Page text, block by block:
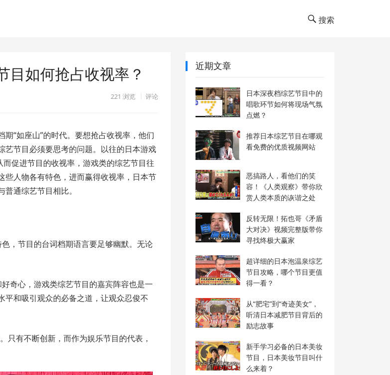
搜索
目如何抢占收视率？
221 浏览 评论
“如座山”的时代。要想抢占收视率，他们
艺节目必须要思考的问题。以往的日本游戏
促进节目的收视率，游戏类的综艺节目往
些人物各有特色，进而赢得收视率，日本节
通综艺节目相比。
，节目的台词档期语言要足够幽默。无论
奇心，游戏类综艺节目的嘉宾阵容也是一
和吸引观众的必备之道，让观众忍俊不
只有不断创新，而作为娱乐节目的代表，
近期文章
日本深夜档综艺节目中的
唱歌环节如何将现场气氛
点燃？
推荐日本综艺节目在哪观
看免费的优质视频网站
恶搞路人，看他们的笑
容！《人类观察》带你欣
赏人类本质的诙谐之处
反转无限！拓也哥《矛盾
大对决》视频完整版带你
寻找终极大赢家
超详细的日本泡温泉综艺
节目攻略，哪个节目更值
得一看？
从“肥宅”到“奇迹美女”，
听清日本减肥节目背后的
励志故事
新手学习必备的日本美妆
节目，日本美妆节目叫什
么来着？